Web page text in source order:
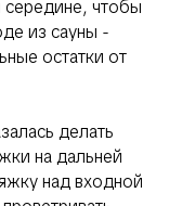
чтобы
из сауны -
остатки от
делать
на дальней
над входной